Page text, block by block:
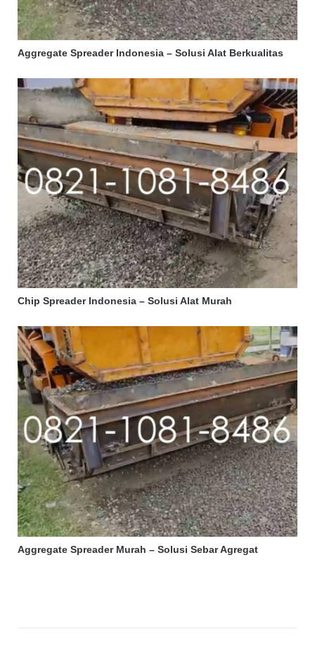
Aggregate Spreader Indonesia – Solusi Alat Berkualitas
Chip Spreader Indonesia – Solusi Alat Murah
Aggregate Spreader Murah – Solusi Sebar Agregat